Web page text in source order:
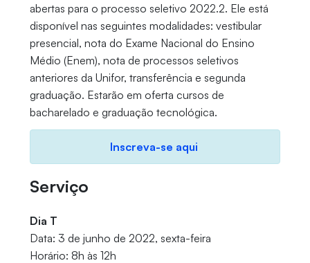
abertas para o processo seletivo 2022.2. Ele está
disponível nas seguintes modalidades: vestibular
presencial, nota do Exame Nacional do Ensino
Médio (Enem), nota de processos seletivos
anteriores da Unifor, transferência e segunda
graduação. Estarão em oferta cursos de
bacharelado e graduação tecnológica.
Inscreva-se aqui
Serviço
Dia T
Data: 3 de junho de 2022, sexta-feira
Horário: 8h às 12h